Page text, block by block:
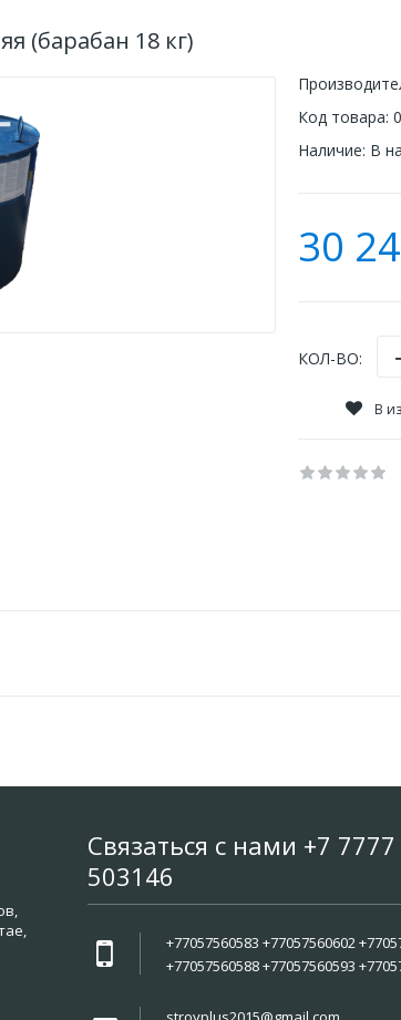
(барабан 18 кг)
Код товара:
Наличие: В
30
КОЛ-ВО:
В
Связаться с нами +7 7777
503146
+77057560583 +77057560602
+77057560588 +77057560593